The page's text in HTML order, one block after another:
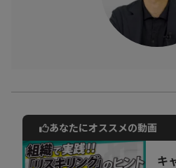
動画でご紹介している
お気軽にご相談・ご質
あなたにオススメの動画
キ